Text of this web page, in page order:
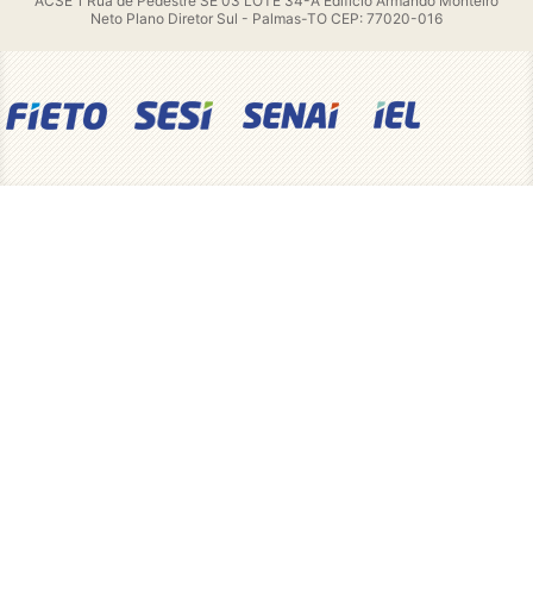
Neto Plano Diretor Sul - Palmas-TO CEP: 77020-016